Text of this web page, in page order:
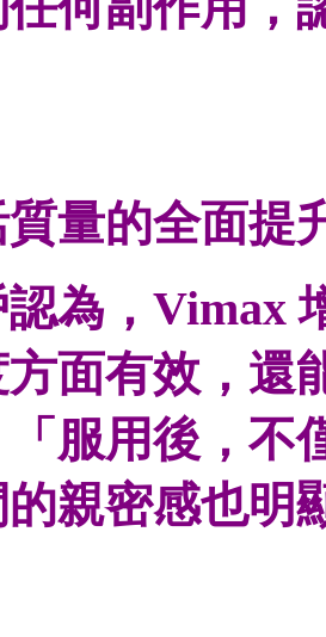
質量的全面
為， Vimax
面有效，還
服用後，不
親密感也